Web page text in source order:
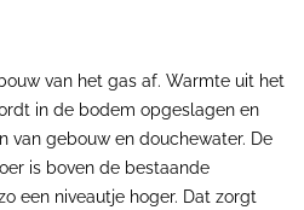
van het gas af. Warmte uit het
in de bodem opgeslagen en
van gebouw en douchewater. De
is boven de bestaande
een niveautje hoger. Dat zorgt